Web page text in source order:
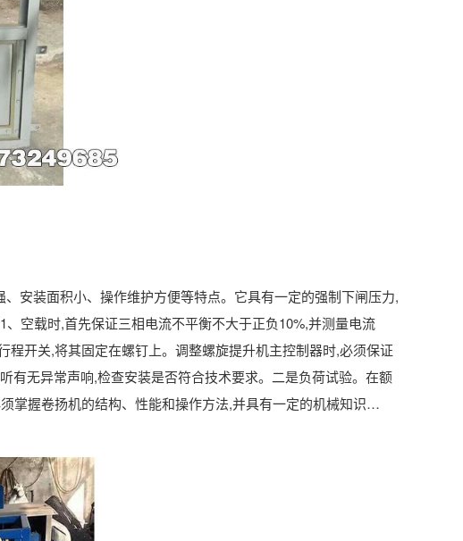
安装面积小、操作维护方便等特点。它具有一定的强制下闸压力,
空载时,首先保证三相电流不平衡不大于正负10%,并测量电流
开关,将其固定在螺钉上。调整螺旋提升机主控制器时,必须保证
有无异常声响,检查安装是否符合技术要求。二是负荷试验。在额
掌握卷扬机的结构、性能和操作方法,并具有一定的机械知识…